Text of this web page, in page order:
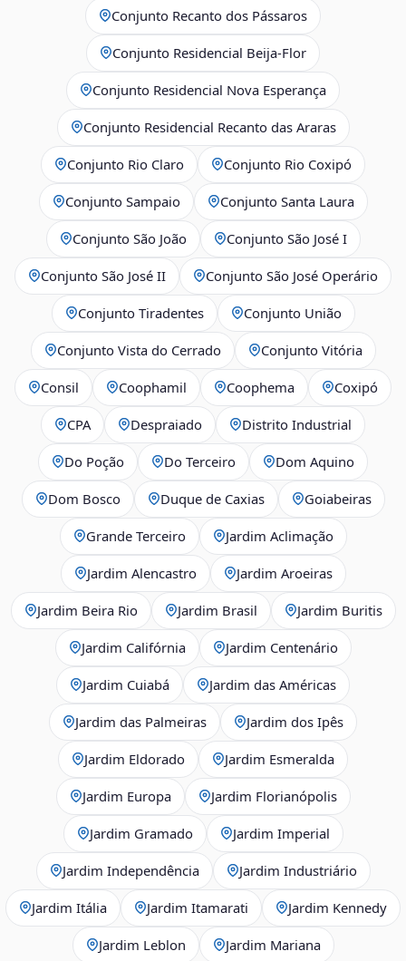
Conjunto Recanto dos Pássaros
Conjunto Residencial Beija-Flor
Conjunto Residencial Nova Esperança
Conjunto Residencial Recanto das Araras
Conjunto Rio Claro Conjunto Rio Coxipó
Conjunto Sampaio Conjunto Santa Laura
Conjunto São João Conjunto São José I
Conjunto São José II Conjunto São José Operário
Conjunto Tiradentes Conjunto União
Conjunto Vista do Cerrado Conjunto Vitória
Consil Coophamil Coophema Coxipó
CPA Despraiado Distrito Industrial
Do Poção Do Terceiro Dom Aquino
Dom Bosco Duque de Caxias Goiabeiras
Grande Terceiro Jardim Aclimação
Jardim Alencastro Jardim Aroeiras
Jardim Beira Rio Jardim Brasil Jardim Buritis
Jardim Califórnia Jardim Centenário
Jardim Cuiabá Jardim das Américas
Jardim das Palmeiras Jardim dos Ipês
Jardim Eldorado Jardim Esmeralda
Jardim Europa Jardim Florianópolis
Jardim Gramado Jardim Imperial
Jardim Independência Jardim Industriário
Jardim Itália Jardim Itamarati Jardim Kennedy
Jardim Leblon Jardim Mariana